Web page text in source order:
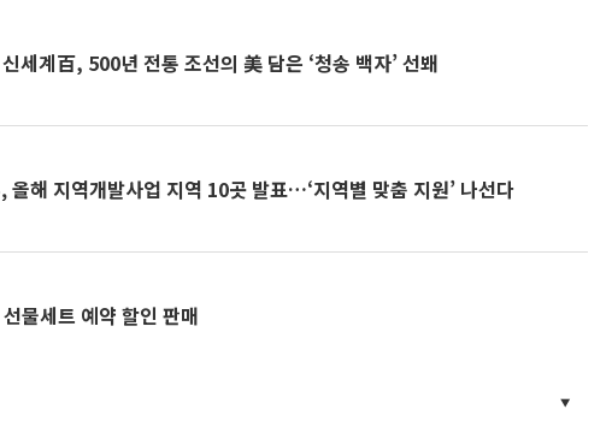
세계百, 500년 전통 조선의 美 담은 ‘청송 백자’ 선봬
올해 지역개발사업 지역 10곳 발표…‘지역별 맞춤 지원’ 나선다
물세트 예약 할인 판매